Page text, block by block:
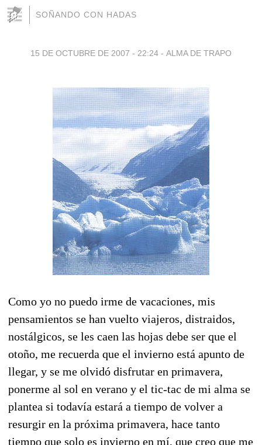
SOÑANDO CON HADAS
15 DE OCTUBRE DE 2007 - 22:24 - ALMA DE TRAPO
Como yo no puedo irme de vacaciones, mis
pensamientos se han vuelto viajeros, distraidos,
nostálgicos, se les caen las hojas debe ser que el
otoño, me recuerda que el invierno está apunto de
llegar, y se me olvidó disfrutar en primavera,
ponerme al sol en verano y el tic-tac de mi alma se
plantea si todavía estará a tiempo de volver a
resurgir en la próxima primavera, hace tanto
tiempo que solo es invierno en mí, que creo que me